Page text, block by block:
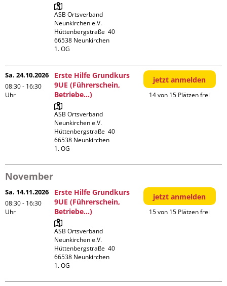
ASB Ortsverband
Neunkirchen e.V.
Hüttenbergstraße  40
66538 Neunkirchen
1. OG
Sa. 24.10.2026
08:30 - 16:30
Uhr
Erste Hilfe Grundkurs
9UE (Führerschein,
Betriebe...)
ASB Ortsverband
Neunkirchen e.V.
Hüttenbergstraße  40
66538 Neunkirchen
1. OG
jetzt anmelden
14 von 15 Plätzen frei
November
Sa. 14.11.2026
08:30 - 16:30
Uhr
Erste Hilfe Grundkurs
9UE (Führerschein,
Betriebe...)
ASB Ortsverband
Neunkirchen e.V.
Hüttenbergstraße  40
66538 Neunkirchen
1. OG
jetzt anmelden
15 von 15 Plätzen frei